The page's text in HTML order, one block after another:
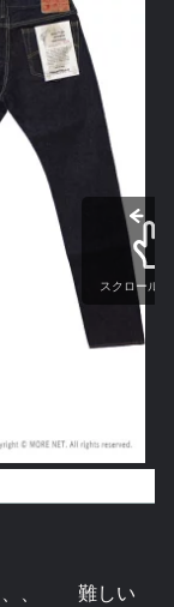
スクロール
、、 難しい